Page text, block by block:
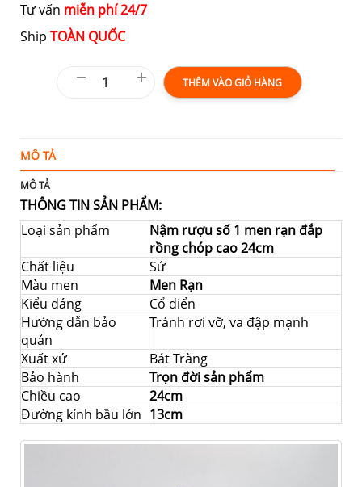
Tư vấn miễn phí 24/7
Ship TOÀN QUỐC
THÊM VÀO GIỎ HÀNG
MÔ TẢ
MÔ TẢ
THÔNG TIN SẢN PHẨM:
Loại sản phẩm
Nậm rượu số 1 men rạn đắp
rồng chóp cao 24cm
Chất liệu
Sứ
Màu men
Men Rạn
Kiểu dáng
Cổ điển
Hướng dẫn bảo
quản
Tránh rơi vỡ, va đập mạnh
Xuất xứ
Bát Tràng
Bảo hành
Trọn đời sản phẩm
Chiều cao
24cm
Đường kính bầu lớn 13cm